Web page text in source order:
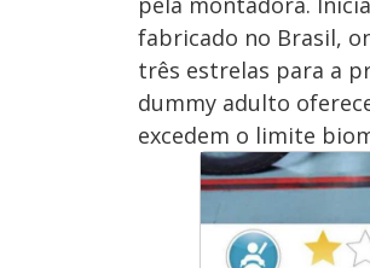
fabricado no Brasil,
três estrelas para a
dummy adulto
excedem o limite